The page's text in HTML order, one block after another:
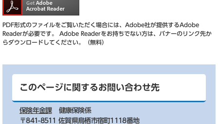
PDF形式のファイルをご覧いただく場合には、Adobe社が提供するAdobe
Readerが必要です。
Adobe Readerをお持ちでない方は、バナーのリンク先か
らダウンロードしてください。（無料）
このページに関するお問い合わせ先
保険年金課
健康保険係
〒841-8511 佐賀県鳥栖市宿町1118番地